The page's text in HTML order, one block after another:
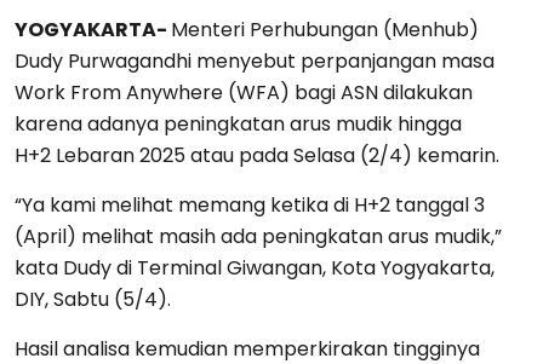
YOGYAKARTA- Menteri Perhubungan (Menhub)
Dudy Purwagandhi menyebut perpanjangan masa
Work From Anywhere (WFA) bagi ASN dilakukan
karena adanya peningkatan arus mudik hingga
H+2 Lebaran 2025 atau pada Selasa (2/4) kemarin.
“Ya kami melihat memang ketika di H+2 tanggal 3
(April) melihat masih ada peningkatan arus mudik,”
kata Dudy di Terminal Giwangan, Kota Yogyakarta,
DIY, Sabtu (5/4).
Hasil analisa kemudian memperkirakan tingginya